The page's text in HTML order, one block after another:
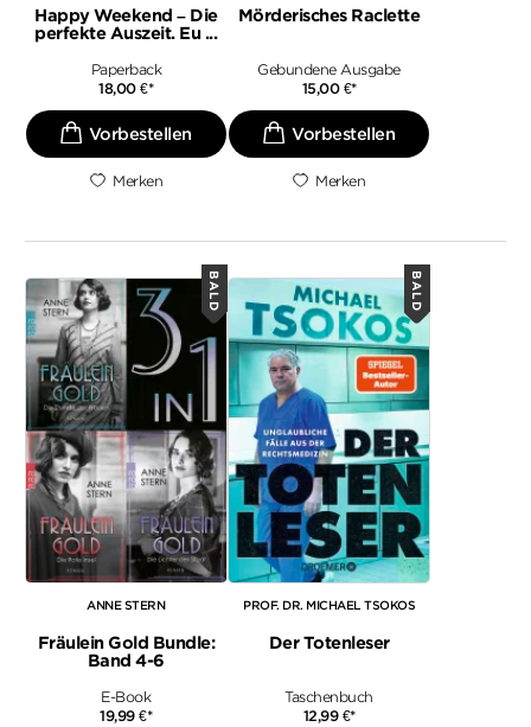
Happy Weekend – Die
perfekte Auszeit. Eu ...
Paperback
18,00€*
Merken
Mörderisches Raclette
Gebundene Ausgabe
15,00 €*
Merken
BALD
ANNE STERN
Fräulein Gold Bundle:
Band 4-6
E-Book
19,99€*
BALD
PROF. DR. MICHAEL TSOKOS
Der Totenleser
Taschenbuch
12,99 €*